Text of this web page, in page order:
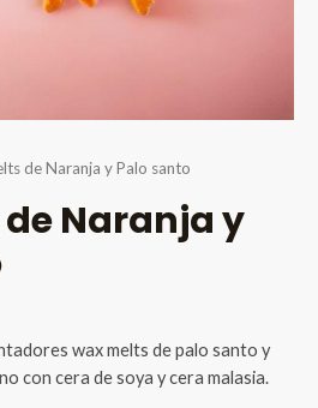
de Naranja y Palo santo
Naranja y
wax melts de palo santo y
con cera de soya y cera malasia.